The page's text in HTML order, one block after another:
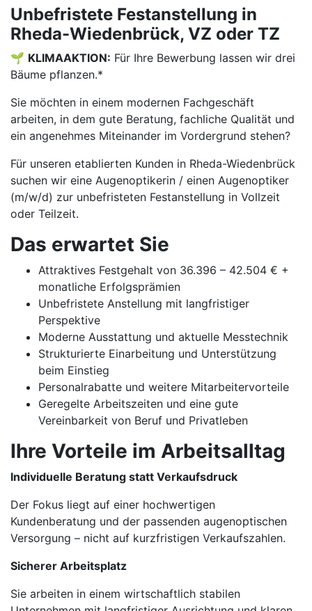
Unbefristete Festanstellung in
Rheda-Wiedenbrück, VZ oder TZ
🌱 KLIMAAKTION: Für Ihre Bewerbung lassen wir drei
Bäume pflanzen.*
Sie möchten in einem modernen Fachgeschäft
arbeiten, in dem gute Beratung, fachliche Qualität und
ein angenehmes Miteinander im Vordergrund stehen?
Für unseren etablierten Kunden in Rheda-Wiedenbrück
suchen wir eine Augenoptikerin / einen Augenoptiker
(m/w/d) zur unbefristeten Festanstellung in Vollzeit
oder Teilzeit.
Das erwartet Sie
Attraktives Festgehalt von 36.396 – 42.504 € +
monatliche Erfolgsprämien
Unbefristete Anstellung mit langfristiger
Perspektive
Moderne Ausstattung und aktuelle Messtechnik
Strukturierte Einarbeitung und Unterstützung
beim Einstieg
Personalrabatte und weitere Mitarbeitervorteile
Geregelte Arbeitszeiten und eine gute
Vereinbarkeit von Beruf und Privatleben
Ihre Vorteile im Arbeitsalltag
Individuelle Beratung statt Verkaufsdruck
Der Fokus liegt auf einer hochwertigen
Kundenberatung und der passenden augenoptischen
Versorgung – nicht auf kurzfristigen Verkaufszahlen.
Sicherer Arbeitsplatz
Sie arbeiten in einem wirtschaftlich stabilen